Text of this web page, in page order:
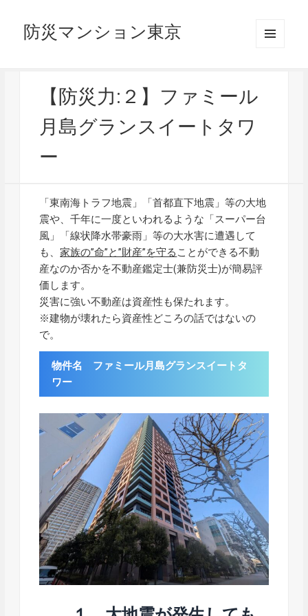
防災マンション東京
【防災力:２】ファミール
月島グランスイートタワ
ー
「東南海トラフ地震」「首都直下地震」等の大地
震や、千年に一度といわれるような「スーパー台
風」「線状降水帯豪雨」等の大水害に遭遇して
も、家族の”命”と”財産”を守る ことができる不動
産なのか否かを不動産鑑定士(兼防災士)が簡易評
価します。
災害に強い不動産は資産性も保たれます。
※建物が壊れたら資産性どころの話ではないの
で。
物件名 ファミール月島グランスイートタ
ワー